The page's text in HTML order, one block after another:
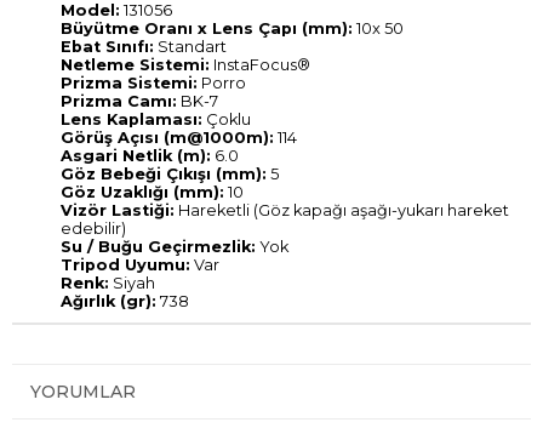
Model: 131056
Büyütme Oranı x Lens Çapı (mm): 10x 50
Ebat Sınıfı: Standart
Netleme Sistemi: InstaFocus®
Prizma Sistemi: Porro
Prizma Camı: BK-7
Lens Kaplaması: Çoklu
Görüş Açısı (m@1000m): 114
Asgari Netlik (m): 6.0
Göz Bebeği Çıkışı (mm): 5
Göz Uzaklığı (mm): 10
Vizör Lastiği: Hareketli (Göz kapağı aşağı-yukarı hareket
edebilir)
Su / Buğu Geçirmezlik: Yok
Tripod Uyumu: Var
Renk: Siyah
Ağırlık (gr): 738
YORUMLAR